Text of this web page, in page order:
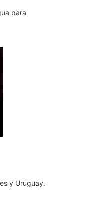
para
y Uruguay.